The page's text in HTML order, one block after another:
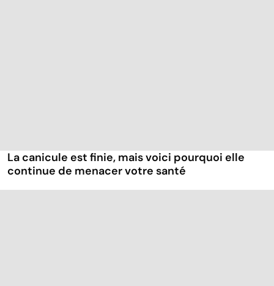
La canicule est finie, mais voici pourquoi elle
continue de menacer votre santé